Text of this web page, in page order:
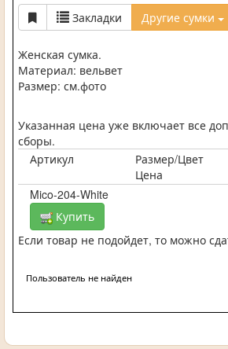
Закладки Другие сумки
Женская сумка.
Материал: вельвет
Размер: см.фото
Указанная цена уже включает все
сборы.
Артикул
Размер/Цвет
Цена
Mico-204-White
Купить
Если товар не подойдет, то можно
Пользователь не найден